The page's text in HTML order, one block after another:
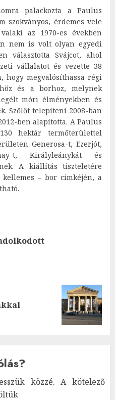
palackozta a Paulus
szokványos, érdemes vele
az 1970-es években
nem is volt olyan egyedi
választotta Svájcot, ahol
vállalatot és vezette 38
hogy megvalósíthassa régi
és a borhoz, melynek
móri élményekben és
Szőlőt telepíteni 2008-ban
ben alapította. A Paulus
hektár termőterülettel
Generosa-t, Ezerjót,
t, Királyleánykát és
A kiállítás tiszteletére
– bor címkéjén, a
közzé. A kötelező